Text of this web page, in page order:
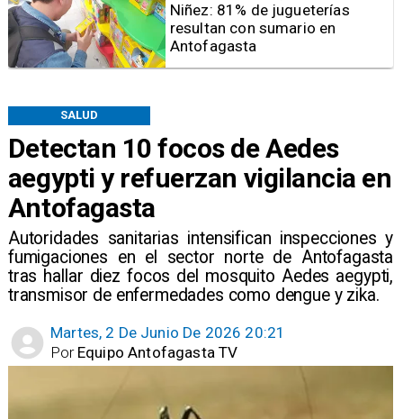
Detectan 10 focos de Aedes
aegypti y refuerzan vigilancia en
Antofagasta
Autoridades sanitarias intensifican inspecciones y
fumigaciones en el sector norte de Antofagasta
tras hallar diez focos del mosquito Aedes aegypti,
transmisor de enfermedades como dengue y zika.
SALUD
Martes, 2 De Junio De 2026 20:21
Equipo Antofagasta TV
Por
Tribunal frena opción de pena
mixta para Karen Rojo por ahora